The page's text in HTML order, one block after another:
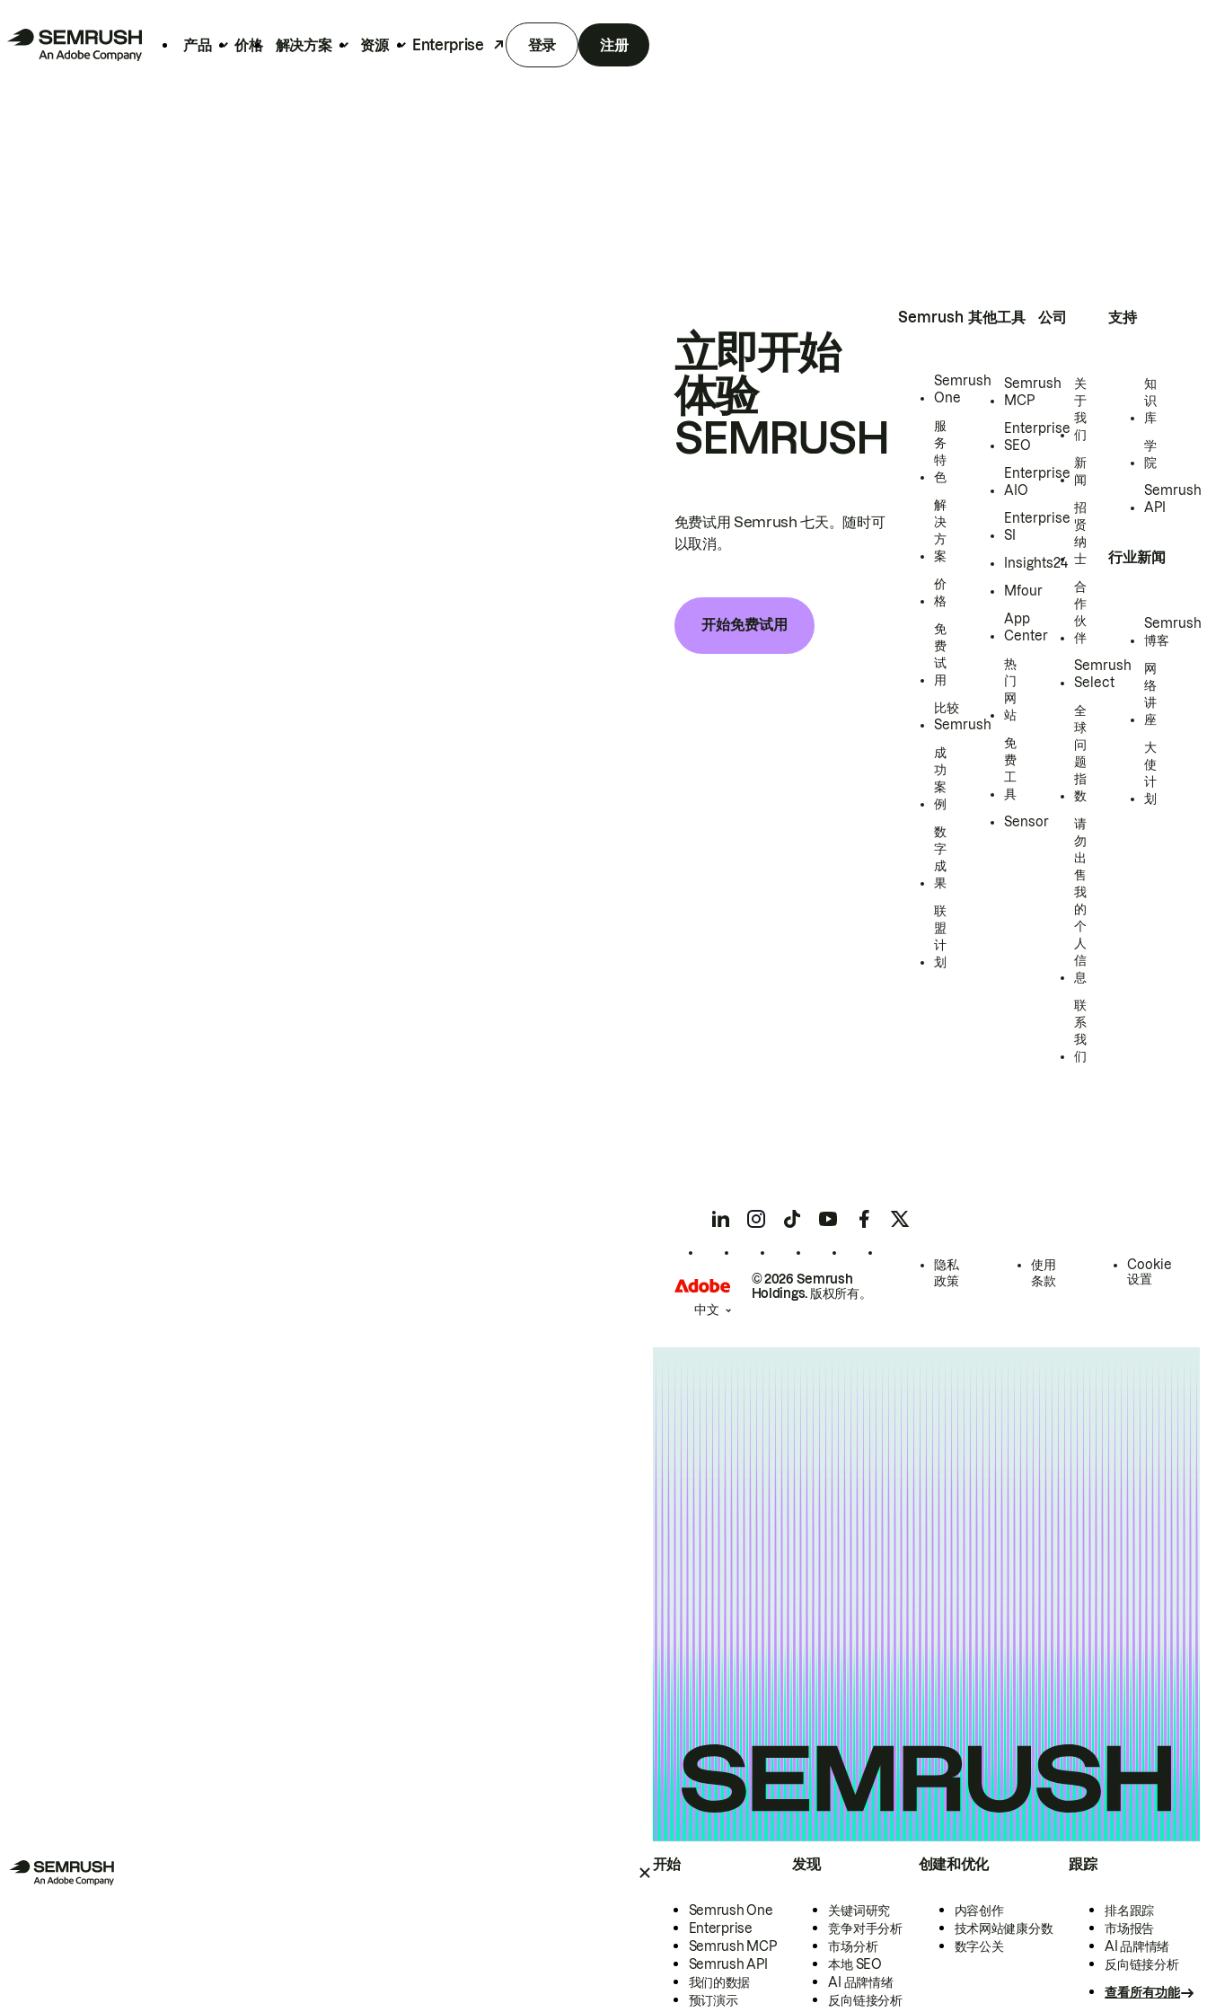
产品 价格 解决方案 资源 Enterprise 登录 注册
开始
Semrush One
Enterprise
Semrush MCP
Semrush API
我们的数据
预订演示
发现
关键词研究
竞争对手分析
市场分析
本地 SEO
AI 品牌情绪
反向链接分析
创建和优化
内容创作
技术网站健康分数
数字公关
跟踪
排名跟踪
市场报告
AI 品牌情绪
反向链接分析
查看所有功能
立即开始
体验
SEMRUSH
免费试用 Semrush 七天。随时可
以取消。
开始免费试用
Semrush
Semrush
One
服
务
特
色
解
决
方
案
价
格
免
费
试
用
比较
Semrush
成
功
案
例
数
字
成
果
联
盟
计
划
其他工具
Semrush
MCP
Enterprise
SEO
Enterprise
AIO
Enterprise
SI
Insights24
Mfour
App
Center
热
门
网
站
免
费
工
具
Sensor
公司
关
于
我
们
新
闻
招
贤
纳
士
合
作
伙
伴
Semrush
Select
全
球
问
题
指
数
请
勿
出
售
我
的
个
人
信
息
联
系
我
们
支持
知
识
库
学
院
Semrush
API
行业新闻
Semrush
博客
网
络
讲
座
大
使
计
划
© 2026 Semrush
Holdings. 版权所有。
隐私
政策
使用
条款
Cookie
设置
中文